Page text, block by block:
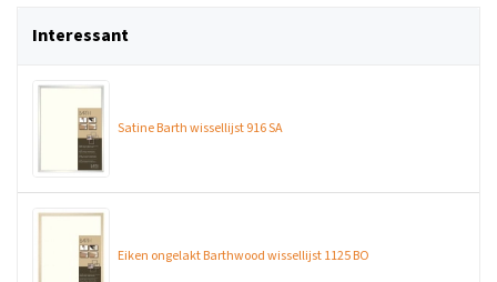
Interessant
Satine Barth wissellijst 916 SA
Eiken ongelakt Barthwood wissellijst 1125 BO